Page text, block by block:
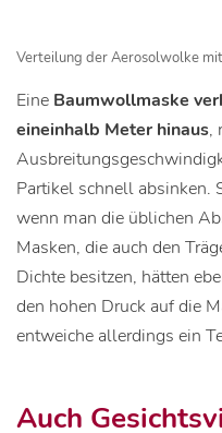
Verteilung der Aerosolwolke
Eine Baumwollmaske
eineinhalb Meter hinaus,
Partikel schnell absinken.
wenn man die üblichen
Masken, die auch den
Dichte besitzen, hätten
den hohen Druck auf die
entweiche allerdings ein
Auch